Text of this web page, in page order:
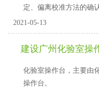
定、偏离校准方法的
2021-05-13
建设广州化验室操
化验室操作台，主要
操作台。